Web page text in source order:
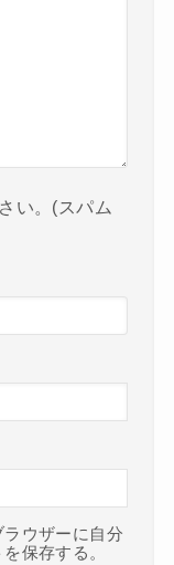
い。(スパム
ウザーに自分
保存する。